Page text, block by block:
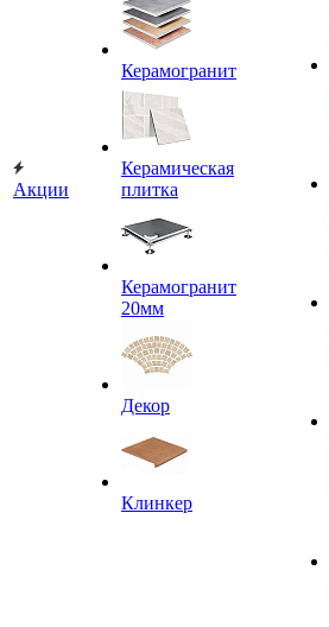
Акции
Керамогранит
Керамическая
плитка
Керамогранит
20мм
Декор
Клинкер